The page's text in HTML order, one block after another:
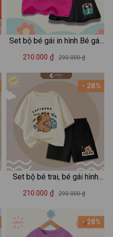
Set bộ bé gái in hình Bé gái
Hot trend - Loza SB363
210.000 ₫ 290.000 ₫
- 28%
Set bộ bé trai, bé gái hình
capybara đeo cặp - Loza
210.000 ₫ 290.000 ₫
- 28%